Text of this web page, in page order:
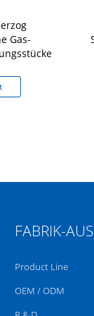
Gas-
FABRIK-
Product Line
OEM / ODM